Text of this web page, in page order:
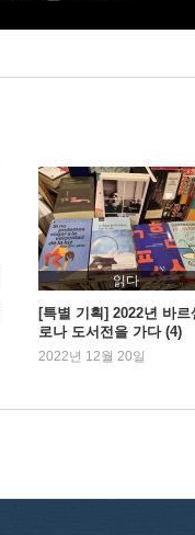
읽다
[특별 기획] 2022년 바르
로나 도서전을 가다 (4)
2022년 12월 20일